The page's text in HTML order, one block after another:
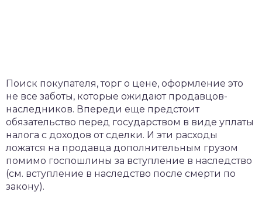
Поиск покупателя, торг о цене, оформление это
не все заботы, которые ожидают продавцов-
наследников. Впереди еще предстоит
обязательство перед государством в виде уплаты
налога с доходов от сделки. И эти расходы
ложатся на продавца дополнительным грузом
помимо госпошлины за вступление в наследство
(см. вступление в наследство после смерти по
закону).